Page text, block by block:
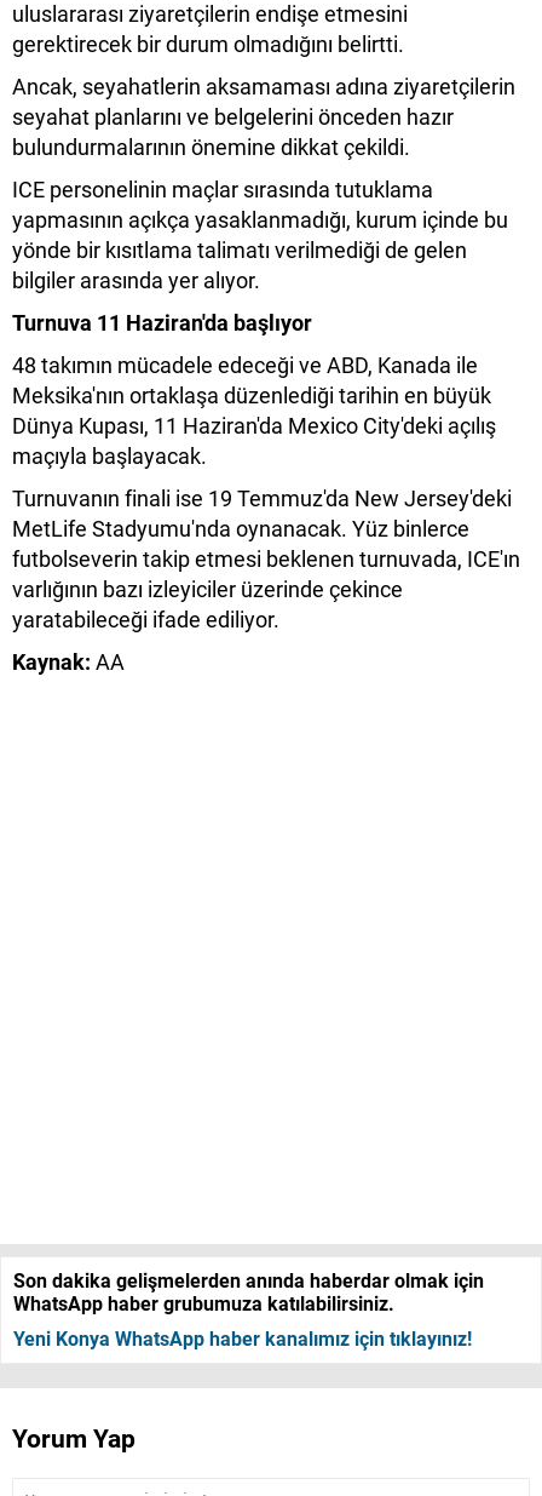
uluslararası ziyaretçilerin endişe etmesini
gerektirecek bir durum olmadığını belirtti.
Ancak, seyahatlerin aksamaması adına ziyaretçilerin
seyahat planlarını ve belgelerini önceden hazır
bulundurmalarının önemine dikkat çekildi.
ICE personelinin maçlar sırasında tutuklama
yapmasının açıkça yasaklanmadığı, kurum içinde bu
yönde bir kısıtlama talimatı verilmediği de gelen
bilgiler arasında yer alıyor.
Turnuva 11 Haziran'da başlıyor
48 takımın mücadele edeceği ve ABD, Kanada ile
Meksika'nın ortaklaşa düzenlediği tarihin en büyük
Dünya Kupası, 11 Haziran'da Mexico City'deki açılış
maçıyla başlayacak.
Turnuvanın finali ise 19 Temmuz'da New Jersey'deki
MetLife Stadyumu'nda oynanacak. Yüz binlerce
futbolseverin takip etmesi beklenen turnuvada, ICE'ın
varlığının bazı izleyiciler üzerinde çekince
yaratabileceği ifade ediliyor.
Kaynak: AA
Son dakika gelişmelerden anında haberdar olmak için
WhatsApp haber grubumuza katılabilirsiniz.
Yeni Konya WhatsApp haber kanalımız için tıklayınız!
Yorum Yap